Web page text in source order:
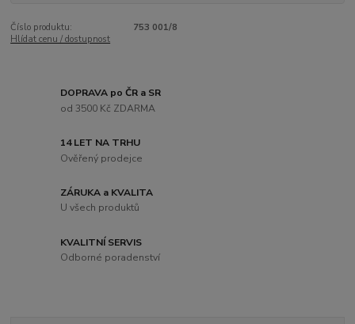
Číslo produktu:
753 001/8
Hlídat cenu / dostupnost
DOPRAVA po ČR a SR
od 3500 Kč ZDARMA
14 LET NA TRHU
Ověřený prodejce
ZÁRUKA a KVALITA
U všech produktů
KVALITNÍ SERVIS
Odborné poradenství